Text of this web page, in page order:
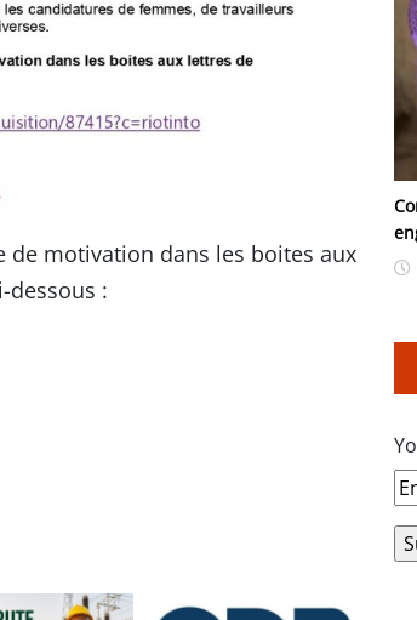
de motivation dans les boites aux
dessous :